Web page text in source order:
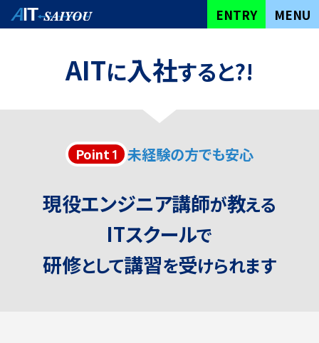
が
YOU CAN DO IT
こから始まる
THIS IS THE
STARTING POINT!
ては君次第
UP TO YOU!
ENTRY MENU
研修カリキュラム
社員の声
会社情報・数字で見るAIT
ENTRY
AITに入社すると?!
Point1 未経験の方でも安心
現役エンジニア講師が教える
ITスクールで
研修として講習を受けられます